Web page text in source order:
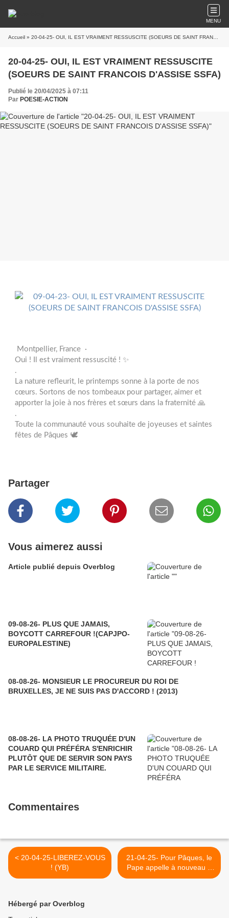
MENU
Accueil » 20-04-25- OUI, IL EST VRAIMENT RESSUSCITE (SOEURS DE SAINT FRANCOIS D'ASSISE SSFA)
20-04-25- OUI, IL EST VRAIMENT RESSUSCITE
(SOEURS DE SAINT FRANCOIS D'ASSISE SSFA)
Publié le 20/04/2025 à 07:11
Par POESIE-ACTION
Montpellier, France ·
Oui ! Il est vraiment ressuscité ! ✨
.
La nature refleurit, le printemps sonne à la porte de nos
cœurs. Sortons de nos tombeaux pour partager, aimer et
apporter la joie à nos frères et sœurs dans la fraternité 🙏
.
Toute la communauté vous souhaite de joyeuses et saintes
fêtes de Pâques 🕊️
Partager
Vous aimerez aussi
Article publié depuis Overblog
09-08-26- PLUS QUE JAMAIS,
BOYCOTT CARREFOUR !(CAPJPO-
EUROPALESTINE)
08-08-26- MONSIEUR LE PROCUREUR DU ROI DE
BRUXELLES, JE NE SUIS PAS D'ACCORD ! (2013)
08-08-26- LA PHOTO TRUQUÉE D'UN
COUARD QUI PRÉFÉRA S'ENRICHIR
PLUTÔT QUE DE SERVIR SON PAYS
PAR LE SERVICE MILITAIRE.
Commentaires
< 20-04-25-LIBEREZ-VOUS
! (YB)
21-04-25- Pour Pâques, le
Pape appelle à nouveau à
la paix, condamnant les
Hébergé par Overblog